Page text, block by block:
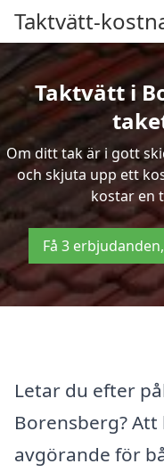
Taktvätt-
Taktvätt i
Om ditt tak är i gott
och skjuta upp ett
kostar en
Få 3
Letar du efter
Borensberg?
avgörande för